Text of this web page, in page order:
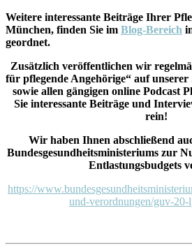
Weitere interessante Beiträge Ihrer
München, finden Sie im Blog-Bereich
geordnet.
Zusätzlich veröffentlichen wir
für pflegende Angehörige“ auf unserer
sowie allen gängigen online Podcast
Sie interessante Beiträge und
rein!
Wir haben Ihnen abschließend
Bundesgesundheitsministeriums zur
Entlastungsbudgets
https://
und-verordnungen/guv-20-